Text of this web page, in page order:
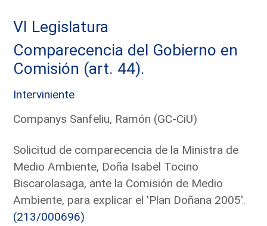
VI Legislatura
Comparecencia del Gobierno en
Comisión (art. 44).
Interviniente
Companys Sanfeliu, Ramón (GC-CiU)
Solicitud de comparecencia de la Ministra de
Medio Ambiente, Doña Isabel Tocino
Biscarolasaga, ante la Comisión de Medio
Ambiente, para explicar el 'Plan Doñana 2005'.
(213/000696)